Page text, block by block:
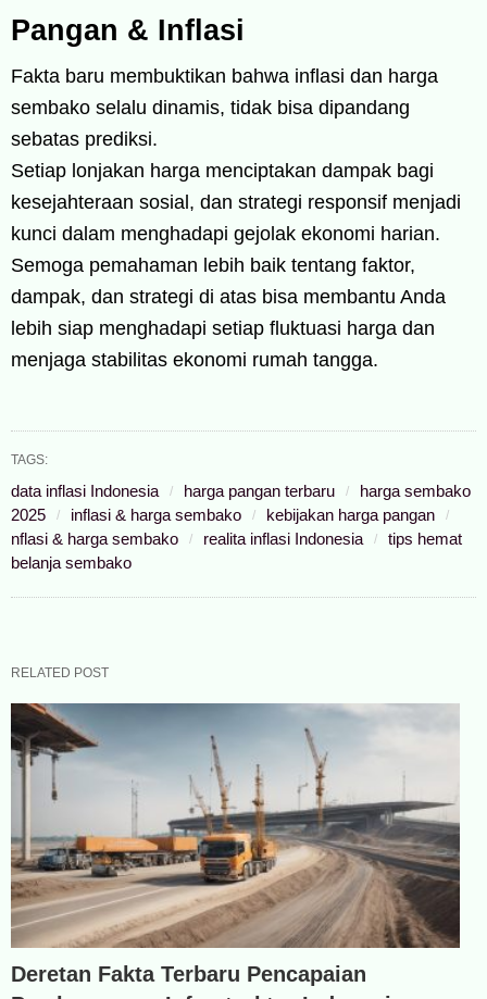
Pangan & Inflasi
Fakta baru membuktikan bahwa inflasi dan harga
sembako selalu dinamis, tidak bisa dipandang
sebatas prediksi.
Setiap lonjakan harga menciptakan dampak bagi
kesejahteraan sosial, dan strategi responsif menjadi
kunci dalam menghadapi gejolak ekonomi harian.
Semoga pemahaman lebih baik tentang faktor,
dampak, dan strategi di atas bisa membantu Anda
lebih siap menghadapi setiap fluktuasi harga dan
menjaga stabilitas ekonomi rumah tangga.
TAGS:
data inflasi Indonesia harga pangan terbaru
harga sembako
2025
inflasi & harga sembako
kebijakan harga pangan
nflasi & harga sembako
realita inflasi Indonesia
tips hemat
belanja sembako
RELATED POST
Deretan Fakta Terbaru Pencapaian